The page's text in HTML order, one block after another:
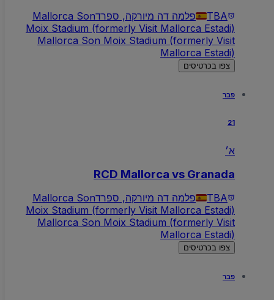
TBA פלמה דה מיורקה, ספרדMallorca Son
Moix Stadium (formerly Visit Mallorca Estadi)
Mallorca Son Moix Stadium (formerly Visit
Mallorca Estadi)
צפו בכרטיסים
פבר
א׳
RCD Mallorca vs Granada
TBA פלמה דה מיורקה, ספרדMallorca Son
Moix Stadium (formerly Visit Mallorca Estadi)
Mallorca Son Moix Stadium (formerly Visit
Mallorca Estadi)
צפו בכרטיסים
פבר